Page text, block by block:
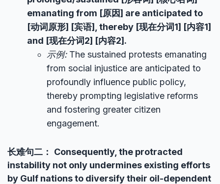
emanating from [原因] are anticipated to
[动词原形] [宾语], thereby [现在分词1] [内容1]
and [现在分词2] [内容2].
示例:The sustained protests emanating
from social injustice are anticipated to
profoundly influence public policy,
thereby prompting legislative reforms
and fostering greater citizen
engagement.
长难句二：
Consequently, the protracted
instability not only undermines existing efforts
by Gulf nations to diversify their oil-dependent